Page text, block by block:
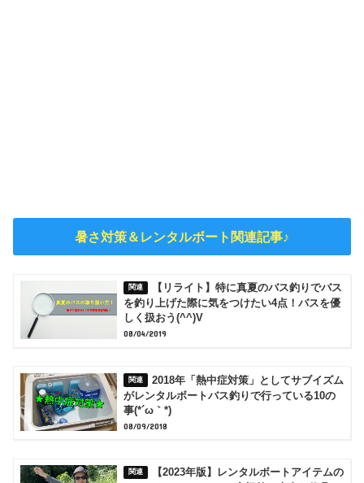
暑さ対策＆レンタルボート関連記事♪
【リライト】特に真夏のバス釣りでバス
を釣り上げた際に気をつけたい4点！バスを優
しく扱おう(^^)V
08/04/2019
2018年「熱中症対策」としてサブイズム
がレンタルボートバス釣りで行っている10の
事(*´ω｀*)
08/09/2018
【2023年版】レンタルボートアイテムの